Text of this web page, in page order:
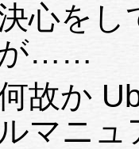
心をし
……
故か
ルマニュ